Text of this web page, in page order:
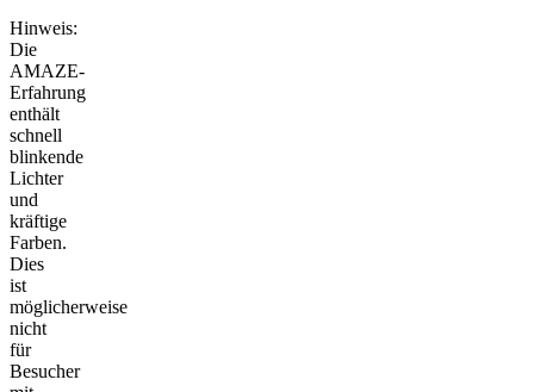
Hinweis:
Die
AMAZE-
Erfahrung
enthält
schnell
blinkende
Lichter
und
kräftige
Farben.
Dies
ist
möglicherweise
nicht
für
Besucher